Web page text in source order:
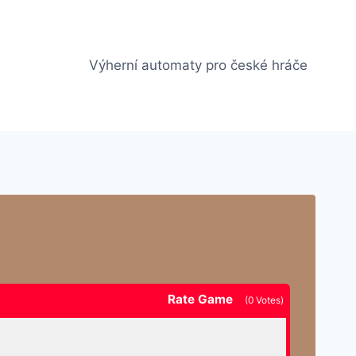
Výherní automaty pro české hráče
Rate Game (0 Votes)